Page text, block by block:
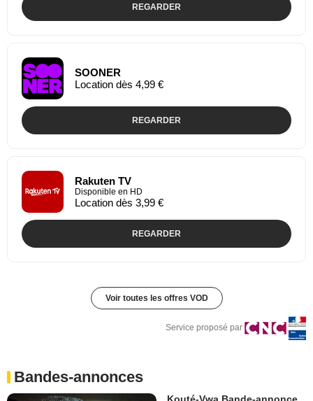
REGARDER
SOONER
Location dès 4,99 €
REGARDER
Rakuten TV
Disponible en HD
Location dès 3,99 €
REGARDER
Voir toutes les offres VOD
Service proposé par
Bandes-annonces
Kouté-Vwa Bande-annonce